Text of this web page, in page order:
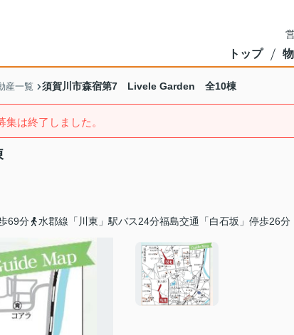
トップ
産一覧 須賀川市森宿第7 Livele Garden 全10棟
集は終了しました。
69分 水郡線「川東」駅バス24分福島交通「白石坂」停歩26分